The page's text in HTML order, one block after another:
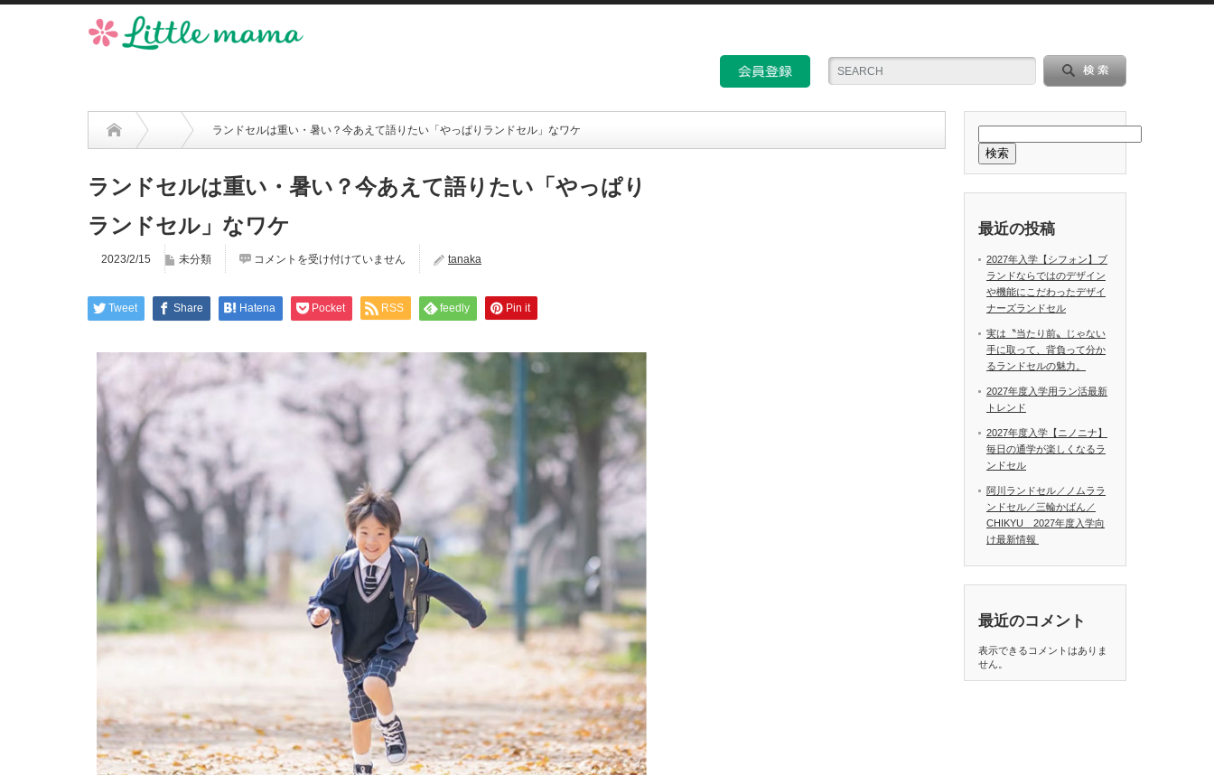
ランドセルは重い・暑い？今あえて語りたい「やっぱりランドセル」なワケ
ランドセルは重い・暑い？今あえて語りたい「やっぱり
ランドセル」なワケ
2023/2/15 未分類 コメントを受け付けていません tanaka
Tweet Share Hatena Pocket RSS feedly Pin it
検索
最近の投稿
2027年入学【シフォン】ブ
ランドならではのデザイン
や機能にこだわったデザイ
ナーズランドセル
実は〝当たり前〟じゃない
手に取って、背負って分か
るランドセルの魅力。
2027年度入学用ラン活最新
トレンド
2027年度入学【ニノニナ】
毎日の通学が楽しくなるラ
ンドセル
阿川ランドセル／ノムララ
ンドセル／三輪かばん／
CHIKYU 2027年度入学向
け最新情報
最近のコメント
表示できるコメントはありま
せん。